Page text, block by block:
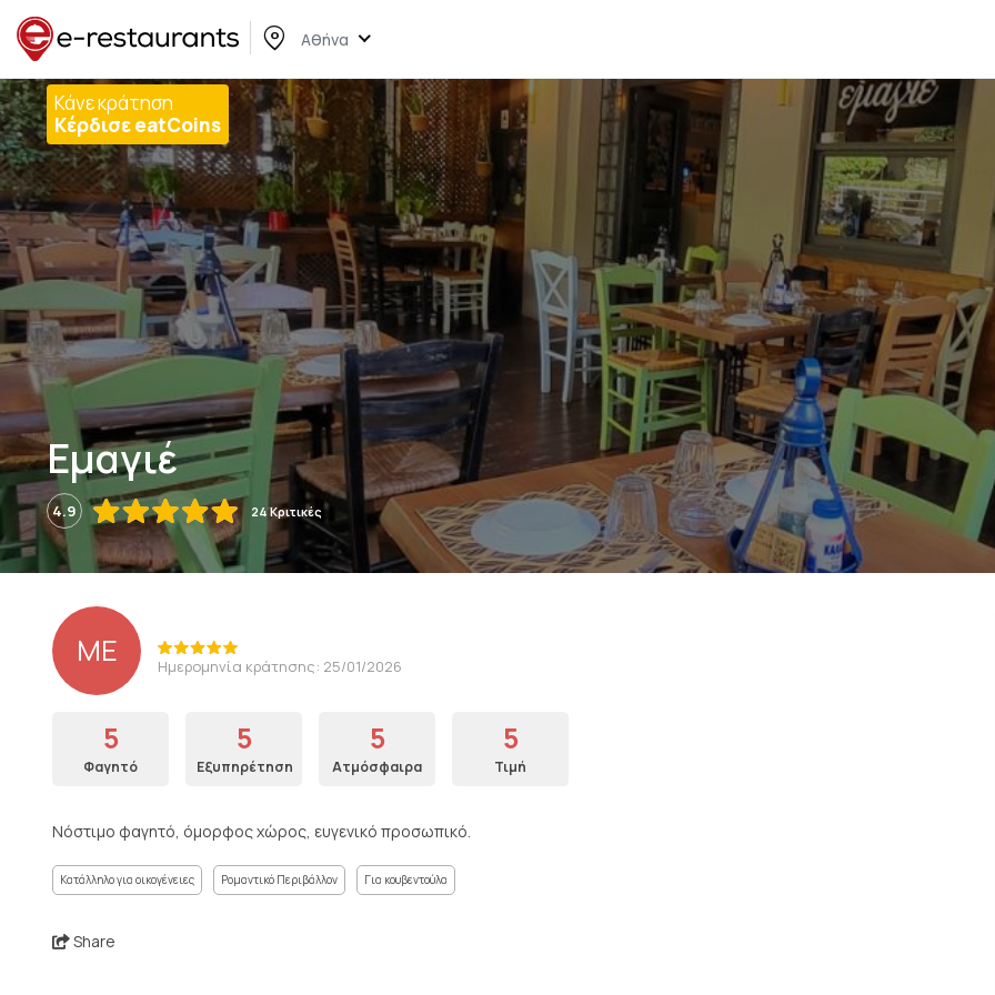
Αθήνα
Κάνε κράτηση
Κέρδισε eatCoins
Εμαγιέ
4.9 24 Κριτικές
ME Ημερομηνία κράτησης: 25/01/2026
5
Φαγητό
5
Εξυπηρέτηση
5
Ατμόσφαιρα
5
Τιμή
Νόστιμο φαγητό, όμορφος χώρος, ευγενικό προσωπικό.
Κατάλληλο για οικογένειες Ρομαντικό Περιβάλλον Για κουβεντούλα
Share